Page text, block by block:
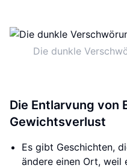
Die dunkle
Die Entlarvung von
Gewichtsverlust
Es gibt Geschichten,
ändere einen Ort, weil